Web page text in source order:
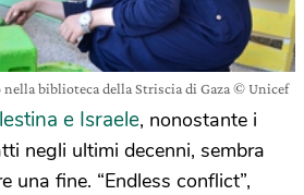
nella biblioteca della Striscia di Gaza © Unicef
e Israele, nonostante i
negli ultimi decenni, sembra
una fine. “Endless conflict”,